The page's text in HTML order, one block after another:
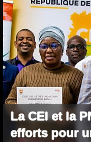
La CEI et la
efforts pour